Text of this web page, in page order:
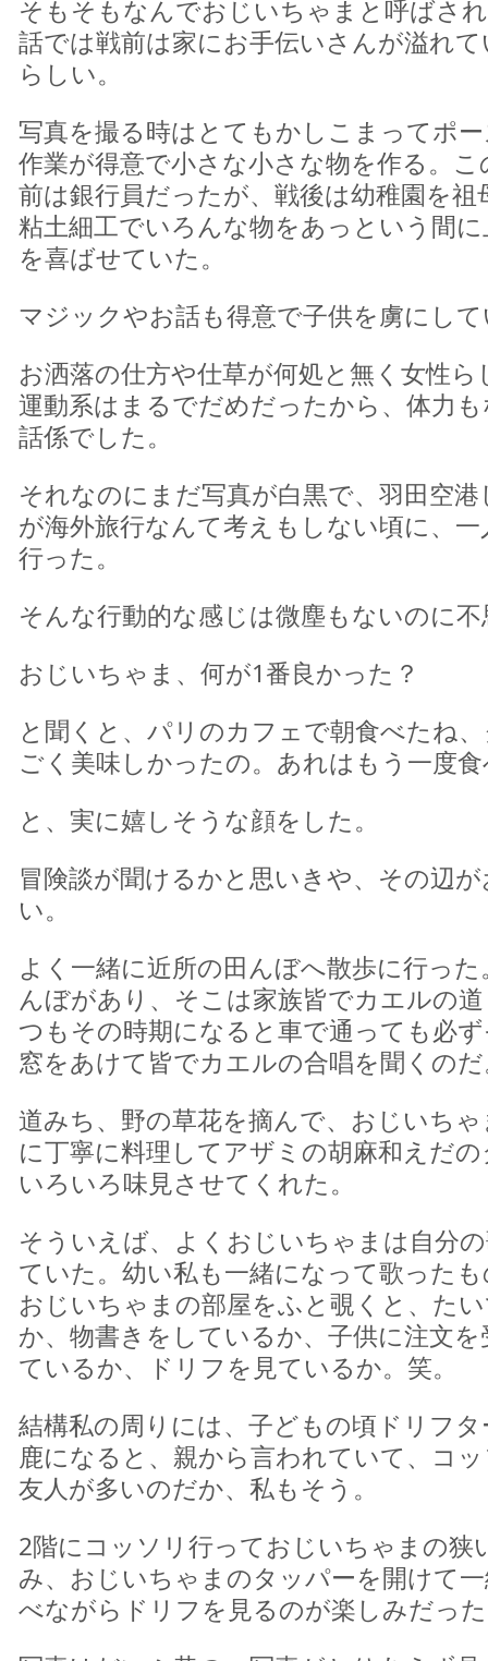
そもそもなんでおじいちゃまと呼ばさ
話では戦前は家にお手伝いさんが溢れ
らしい。
写真を撮る時はとてもかしこまってポ
作業が得意で小さな小さな物を作る。
前は銀行員だったが、戦後は幼稚園を
粘土細工でいろんな物をあっという間
を喜ばせていた。
マジックやお話も得意で子供を虜にし
お洒落の仕方や仕草が何処と無く女性
運動系はまるでだめだったから、体力
話係でした。
それなのにまだ写真が白黒で、羽田空
が海外旅行なんて考えもしない頃に、
行った。
そんな行動的な感じは微塵もないのに
おじいちゃま、何が1番良かった？
と聞くと、パリのカフェで朝食べたね
ごく美味しかったの。あれはもう一度
と、実に嬉しそうな顔をした。
冒険談が聞けるかと思いきや、その辺
い。
よく一緒に近所の田んぼへ散歩に行っ
んぼがあり、そこは家族皆でカエルの
つもその時期になると車で通っても必
窓をあけて皆でカエルの合唱を聞くの
道みち、野の草花を摘んで、おじいち
に丁寧に料理してアザミの胡麻和えだ
いろいろ味見させてくれた。
そういえば、よくおじいちゃまは自分
ていた。幼い私も一緒になって歌った
おじいちゃまの部屋をふと覗くと、た
か、物書きをしているか、子供に注文
ているか、ドリフを見ているか。笑。
結構私の周りには、子どもの頃ドリフ
鹿になると、親から言われていて、コ
友人が多いのだか、私もそう。
2階にコッソリ行っておじいちゃまの狭
み、おじいちゃまのタッパーを開けて
べながらドリフを見るのが楽しみだっ